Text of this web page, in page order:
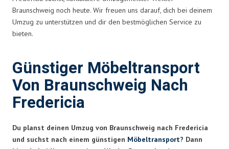
Braunschweig noch heute. Wir freuen uns darauf, dich bei deinem
Umzug zu unterstützen und dir den bestmöglichen Service zu
bieten.
Günstiger Möbeltransport
Von Braunschweig Nach
Fredericia
Du planst deinen Umzug von Braunschweig nach Fredericia
und suchst nach einem günstigen Möbeltransport? Dann